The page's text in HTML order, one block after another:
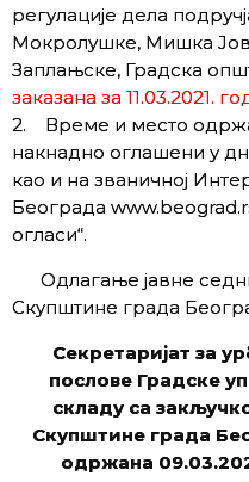
регулације дела
Мокролушке, Мишка
Заплањске, Градска
заказана за 11.03.2021.
2. Време и место
накнадно оглашени у
као и на званичној
Београда
огласи“.
Одлагање јавне
Скупштине града
Секретаријат за
послове Градске
складу са
Скупштине града
одржана